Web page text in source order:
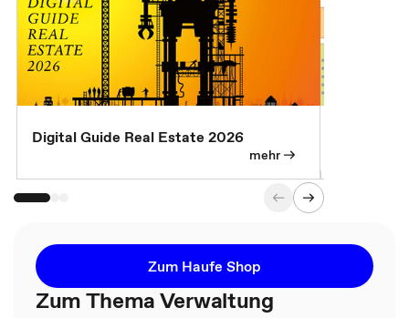
Digital Guide Real Estate 2026
mehr
Zum Haufe Shop
Zum Thema Verwaltung